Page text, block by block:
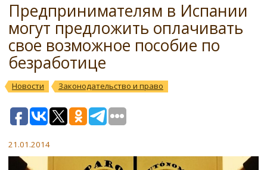
Предпринимателям в Испании
могут предложить оплачивать
свое возможное пособие по
безработице
Новости Законодательство и право
21.01.2014